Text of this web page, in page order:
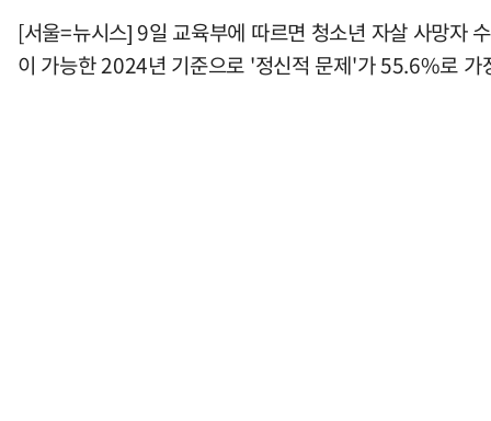
[서울=뉴시스] 9일 교육부에 따르면 청소년 자살 사망
이 가능한 2024년 기준으로 '정신적 문제'가 55.6%로